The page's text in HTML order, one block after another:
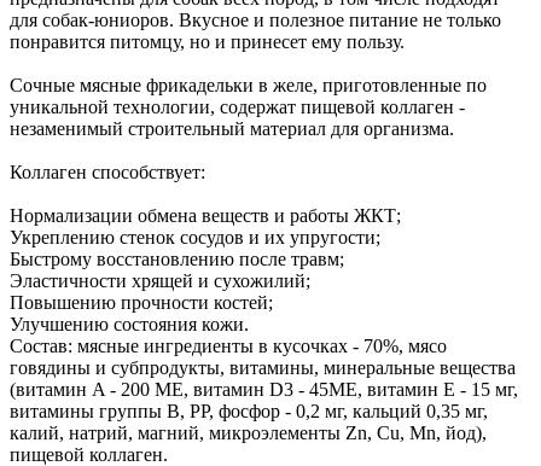
для собак-юниоров. Вкусное и полезное питание не только
понравится питомцу, но и принесет ему пользу.
Сочные мясные фрикадельки в желе, приготовленные по
уникальной технологии, содержат пищевой коллаген -
незаменимый строительный материал для организма.
Коллаген способствует:
Нормализации обмена веществ и работы ЖКТ;
Укреплению стенок сосудов и их упругости;
Быстрому восстановлению после травм;
Эластичности хрящей и сухожилий;
Повышению прочности костей;
Улучшению состояния кожи.
Состав: мясные ингредиенты в кусочках - 70%, мясо
говядины и субпродукты, витамины, минеральные вещества
(витамин A - 200 ME, витамин D3 - 45ME, витамин E - 15 мг,
витамины группы B, PP, фосфор - 0,2 мг, кальций 0,35 мг,
калий, натрий, магний, микроэлементы Zn, Cu, Mn, йод),
пищевой коллаген.